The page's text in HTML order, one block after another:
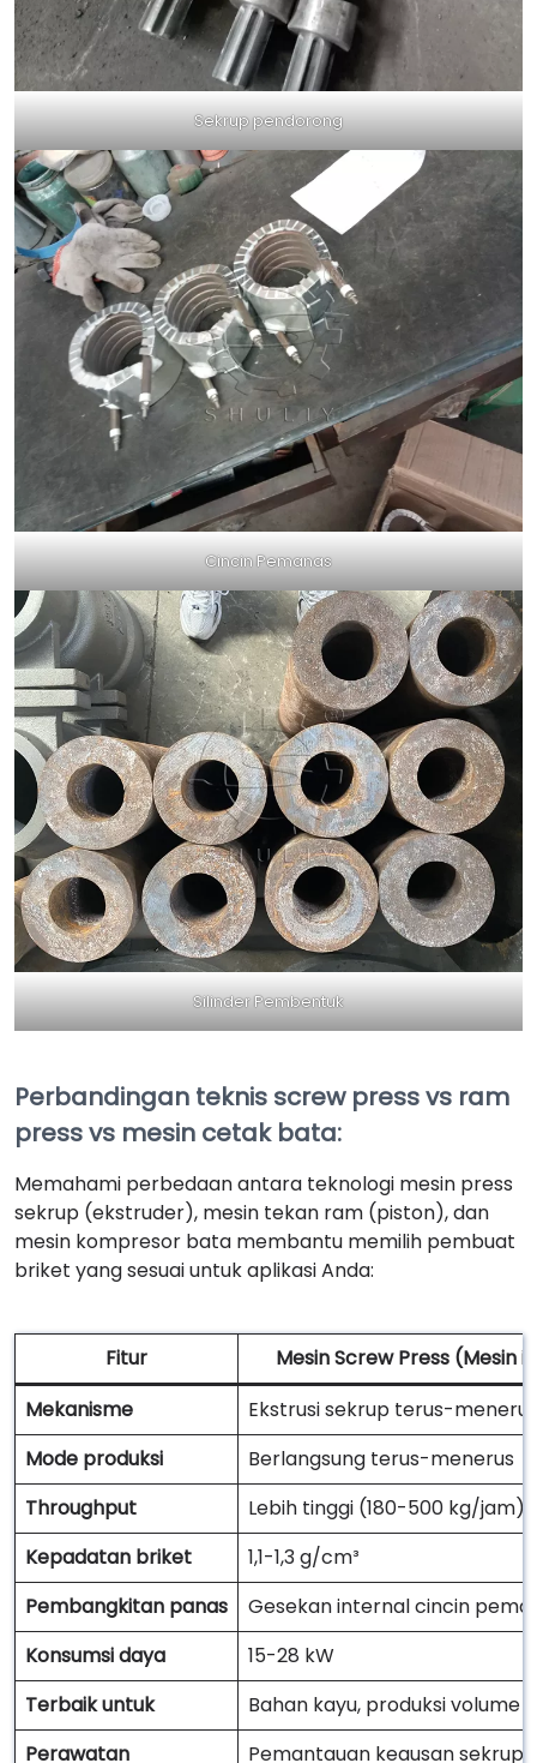
Sekrup pendorong
Cincin Pemanas
Silinder Pembentuk
Perbandingan teknis screw press vs ram
press vs mesin cetak bata:
Memahami perbedaan antara teknologi mesin press
sekrup (ekstruder), mesin tekan ram (piston), dan
mesin kompresor bata membantu memilih pembuat
briket yang sesuai untuk aplikasi Anda:
Fitur
Mesin Screw Press (Mesin
Mekanisme
Ekstrusi sekrup terus-menerus
Mode produksi
Berlangsung terus-menerus
Throughput
Lebih tinggi (180-500 kg/jam)
Kepadatan briket
1,1-1,3 g/cm³
Pembangkitan panas
Gesekan internal cincin
Konsumsi daya
15-28 kW
Terbaik untuk
Bahan kayu, produksi volume
Perawatan
Pemantauan keausan sekrup